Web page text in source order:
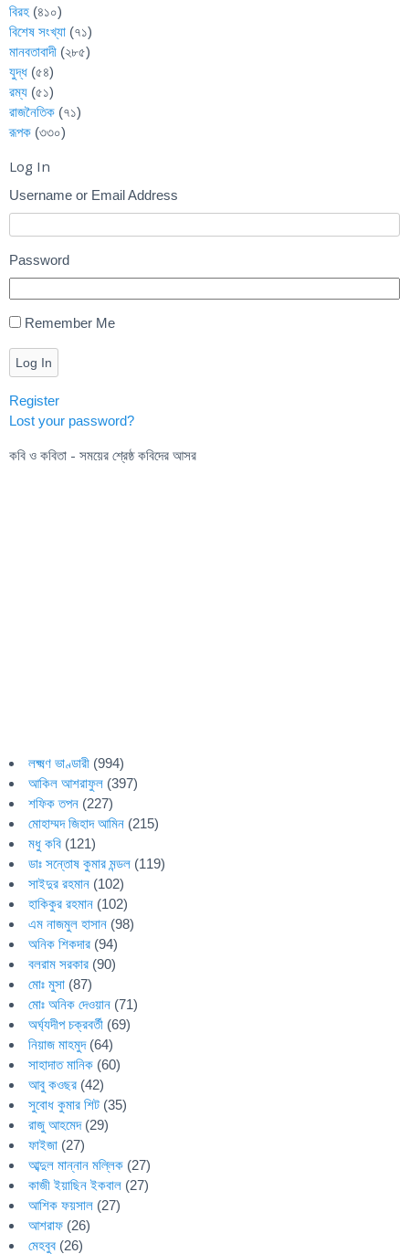
বিরহ (৪১০)
বিশেষ সংখ্যা (৭১)
মানবতাবাদী (২৮৫)
যুদ্ধ (৫৪)
রম্য (৫১)
রাজনৈতিক (৭১)
রূপক (৩৩০)
Log In
Username or Email Address
Password
Remember Me
Log In
Register
Lost your password?
কবি ও কবিতা - সময়ের শ্রেষ্ঠ কবিদের আসর
লক্ষ্মণ ভাণ্ডারী (994)
আকিল আশরাফুল (397)
শফিক তপন (227)
মোহাম্মদ জিহাদ আমিন (215)
মধু কবি (121)
ডাঃ সন্তোষ কুমার মন্ডল (119)
সাইদুর রহমান (102)
হাকিকুর রহমান (102)
এম নাজমুল হাসান (98)
অনিক শিকদার (94)
বলরাম সরকার (90)
মোঃ মুসা (87)
মোঃ অনিক দেওয়ান (71)
অর্ঘ্যদীপ চক্রবর্তী (69)
নিয়াজ মাহমুদ(64)
সাহাদাত মানিক (60)
আবু কওছর (42)
সুবোধ কুমার শিট (35)
রাজু আহমেদ(29)
ফাইজা (27)
আব্দুল মান্নান মল্লিক (27)
কাজী ইয়াছিন ইকবাল (27)
আশিক ফয়সাল (27)
আশরাফ (26)
মেহবুব (26)